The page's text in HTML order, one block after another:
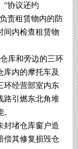
”协议还约
责租赁物内的防
间内检查租赁物
库和旁边的三环
库内的摩托车及
环经营部室内东
路引燃东北角堆
堵仓库窗户造
偿其修复损毁仓